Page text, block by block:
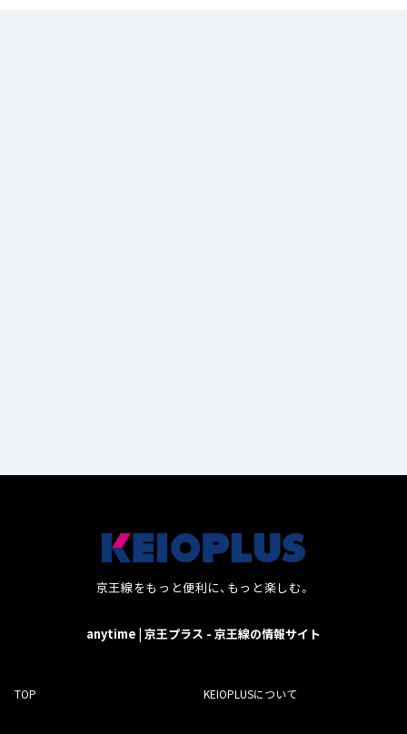
京王線をもっと便利に、もっと楽しむ。
anytime | 京王プラス - 京王線の情報サイト
TOP KEIOPLUSについて